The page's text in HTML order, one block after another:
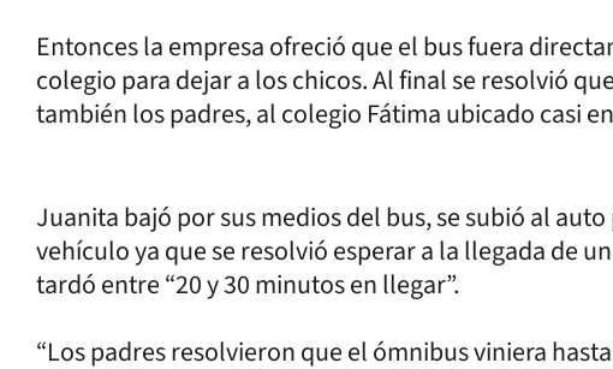
Entonces la empresa ofreció que el bus fuera
colegio para dejar a los chicos. Al final se resolvió
también los padres, al colegio Fátima ubicado casi
Juanita bajó por sus medios del bus, se subió al
vehículo ya que se resolvió esperar a la llegada de
tardó entre “20 y 30 minutos en llegar”.
“Los padres resolvieron que el ómnibus viniera